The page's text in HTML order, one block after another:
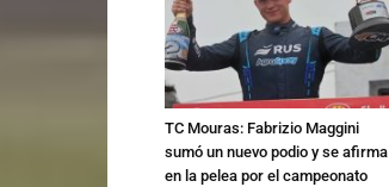
TC Mouras: Fabrizio Maggini
sumó un nuevo podio y se afirma
en la pelea por el campeonato